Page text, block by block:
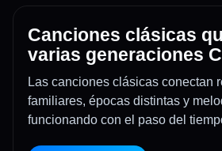
Canciones clásicas
varias generaciones
Las canciones clásicas conectan
familiares, épocas distintas y
funcionando con el paso del